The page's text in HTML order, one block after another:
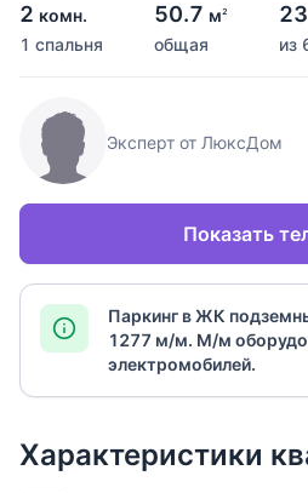
2 комн.
1 спальня
50.7 м2
общая
23
из
Эксперт от ЛюксДом
Показать
Паркинг в ЖК
1277 м/м. М/м
электромобилей​.
Характеристики